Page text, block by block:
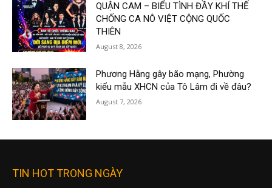
QUẬN CAM – BIỂU TÌNH ĐẦY KHÍ THẾ
CHỐNG CA NÔ VIỆT CỘNG QUỐC
THIÊN
August 8, 2026
Phương Hằng gây bão mạng, Phường
kiểu mẫu XHCN của Tô Lâm đi về đâu?
August 7, 2026
TIN HOT TRONG NGÀY